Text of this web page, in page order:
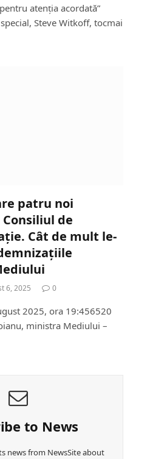
atenția acordată”
special, Steve Witkoff, tocmai
patru noi
de
Cât de mult le-
6, 2025 0
2025, ora 19:456520
ministra Mediului –
to News
news from NewsSite about